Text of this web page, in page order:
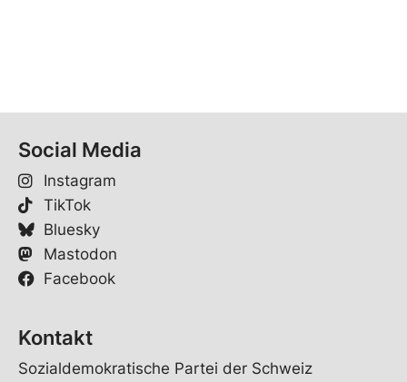
Social Media
Instagram
TikTok
Bluesky
Mastodon
Facebook
Kontakt
Sozialdemokratische Partei der Schweiz